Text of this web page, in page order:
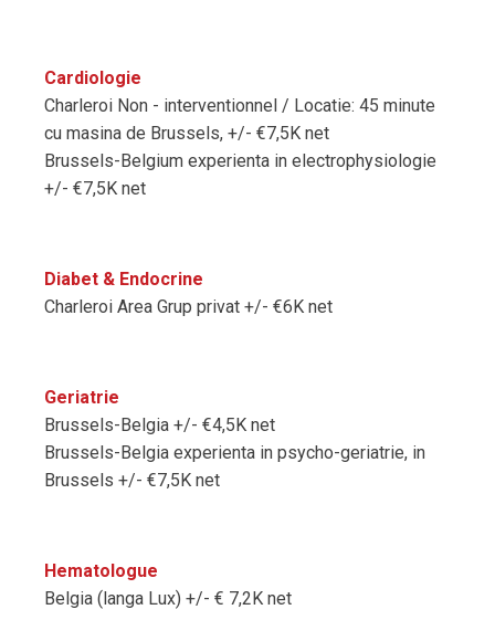
Cardiologie
Charleroi Non - interventionnel / Locatie: 45 minute
cu masina de Brussels, +/- €7,5K net
Brussels-Belgium experienta in electrophysiologie
+/- €7,5K net
Diabet & Endocrine
Charleroi Area Grup privat +/- €6K net
Geriatrie
Brussels-Belgia +/- €4,5K net
Brussels-Belgia experienta in psycho-geriatrie, in
Brussels +/- €7,5K net
Hematologue
Belgia (langa Lux) +/- € 7,2K net